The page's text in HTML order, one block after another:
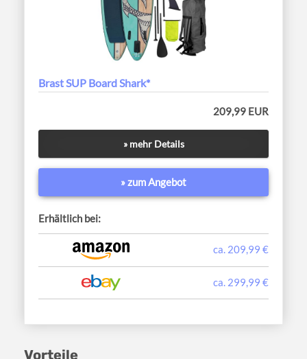
Brast SUP Board Shark*
209,99 EUR
» mehr Details
» zum Angebot
Erhältlich bei:
ca. 209,99 €
ca. 299,99 €
Vorteile